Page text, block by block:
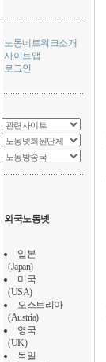
노동네트워크소개
사이트맵
로그인
외국노동넷
일본
(Japan)
미국
(USA)
오스트리아
(Austria)
영국
(UK)
독일